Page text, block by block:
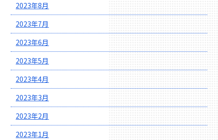
2023年8月
2023年7月
2023年6月
2023年5月
2023年4月
2023年3月
2023年2月
2023年1月